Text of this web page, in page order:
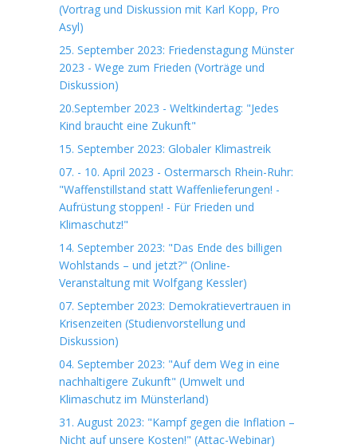
(Vortrag und Diskussion mit Karl Kopp, Pro
Asyl)
25. September 2023: Friedenstagung Münster
2023 - Wege zum Frieden (Vorträge und
Diskussion)
20.September 2023 - Weltkindertag: "Jedes
Kind braucht eine Zukunft"
15. September 2023: Globaler Klimastreik
07. - 10. April 2023 - Ostermarsch Rhein-Ruhr:
"Waffenstillstand statt Waffenlieferungen! -
Aufrüstung stoppen! - Für Frieden und
Klimaschutz!"
14. September 2023: "Das Ende des billigen
Wohlstands – und jetzt?" (Online-
Veranstaltung mit Wolfgang Kessler)
07. September 2023: Demokratievertrauen in
Krisenzeiten (Studienvorstellung und
Diskussion)
04. September 2023: "Auf dem Weg in eine
nachhaltigere Zukunft" (Umwelt und
Klimaschutz im Münsterland)
31. August 2023: "Kampf gegen die Inflation –
Nicht auf unsere Kosten!" (Attac-Webinar)